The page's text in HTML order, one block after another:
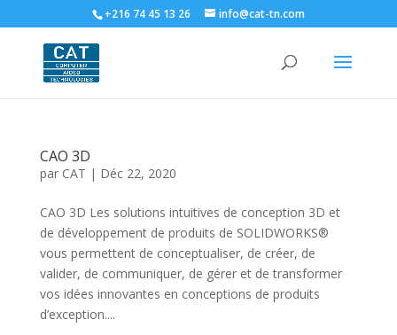
+216 74 45 13 26 info@cat-tn.com
CAO 3D
par CAT | Déc 22, 2020
CAO 3D Les solutions intuitives de conception 3D et
de développement de produits de SOLIDWORKS®
vous permettent de conceptualiser, de créer, de
valider, de communiquer, de gérer et de transformer
vos idées innovantes en conceptions de produits
d’exception....